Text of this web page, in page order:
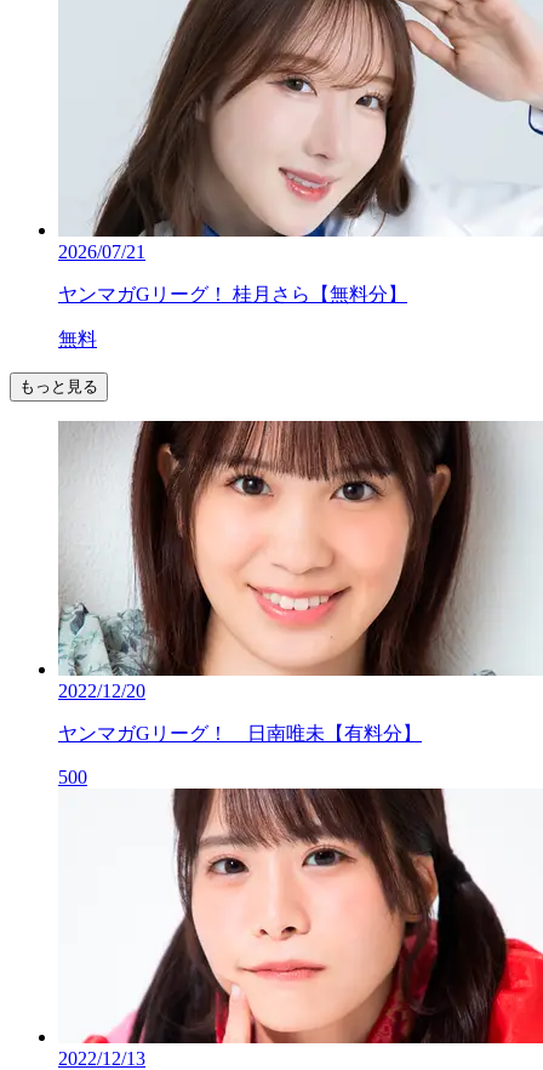
2026/07/21
ヤンマガGリーグ！ 桂月さら【無料分】
無料
もっと見る
2022/12/20
ヤンマガGリーグ！ 日南唯未【有料分】
500
2022/12/13